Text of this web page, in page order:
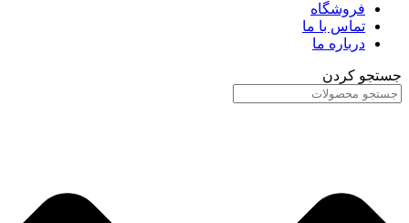
فروشگاه
تماس با ما
درباره ما
جستجو کردن